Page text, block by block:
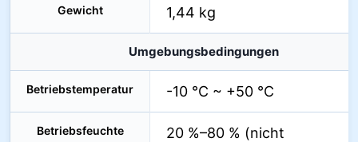
Gewicht 1,44 kg
Umgebungsbedingungen
Betriebstemperatur -10 °C ~ +50 °C
Betriebsfeuchte
20 %–80 % (nicht